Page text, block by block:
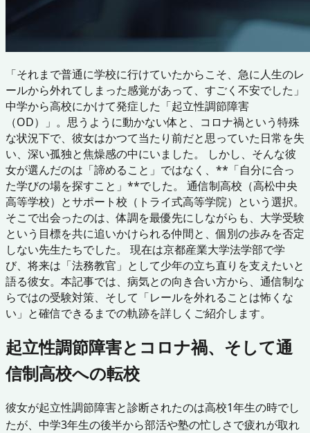
「それまで普通に学校に行けていたからこそ、急に人生のレ
ールから外れてしまった感覚があって、すごく不安でした」
中学から高校にかけて発症した「起立性調節障害
（OD）」。思うように動かない体と、コロナ禍という特殊
な状況下で、彼女はかつて当たり前だと思っていた日常を失
い、深い孤独と焦燥感の中にいました。 しかし、そんな彼
女が選んだのは「諦めること」ではなく、**「自分に合っ
た学びの場を探すこと」**でした。 通信制高校（高松中央
高等学校）とサポート校（トライ式高等学院）という選択。
そこで出会ったのは、体調を最優先にしながらも、大学受験
という目標を共に追いかけられる仲間と、個別の歩みを否定
しない先生たちでした。 現在は京都産業大学法学部で学
び、将来は「法務教官」として少年の立ち直りを支えたいと
語る彼女。本記事では、病気との向き合い方から、通信制な
らではの受験対策、そして「レールを外れることは怖くな
い」と確信できるまでの軌跡を詳しくご紹介します。
起立性調節障害とコロナ禍、そして通
信制高校への転校
彼女が起立性調節障害と診断されたのは高校1年生の時でし
たが、中学3年生の後半から部活や塾の忙しさで疲れが取れ